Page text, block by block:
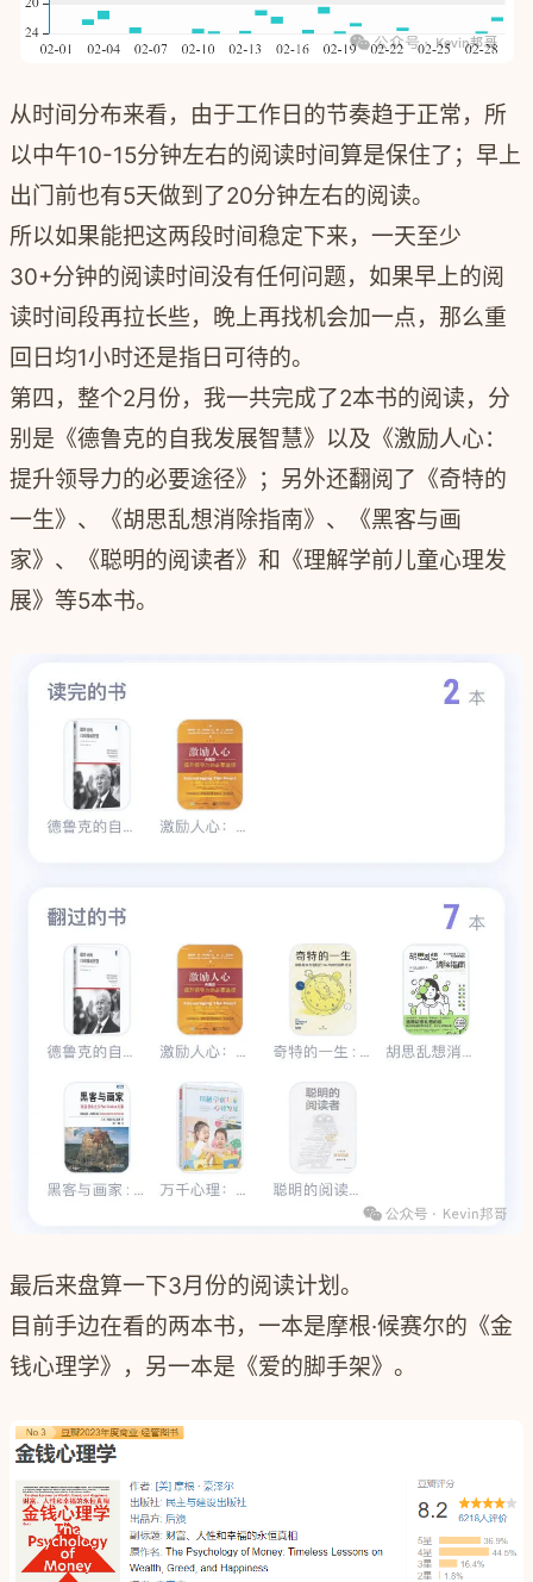
从时间分布来看，由于工作日的节奏趋于正常，所
以中午10-15分钟左右的阅读时间算是保住了；早上
出门前也有5天做到了20分钟左右的阅读。
所以如果能把这两段时间稳定下来，一天至少
30+分钟的阅读时间没有任何问题，如果早上的阅
读时间段再拉长些，晚上再找机会加一点，那么重
回日均1小时还是指日可待的。
第四，整个2月份，我一共完成了2本书的阅读，分
别是《德鲁克的自我发展智慧》以及《激励人心：
提升领导力的必要途径》；另外还翻阅了《奇特的
一生》、《胡思乱想消除指南》、《黑客与画
家》、《聪明的阅读者》和《理解学前儿童心理发
展》等5本书。
最后来盘算一下3月份的阅读计划。
目前手边在看的两本书，一本是摩根·候赛尔的《金
钱心理学》，另一本是《爱的脚手架》。